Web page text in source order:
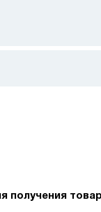
получения